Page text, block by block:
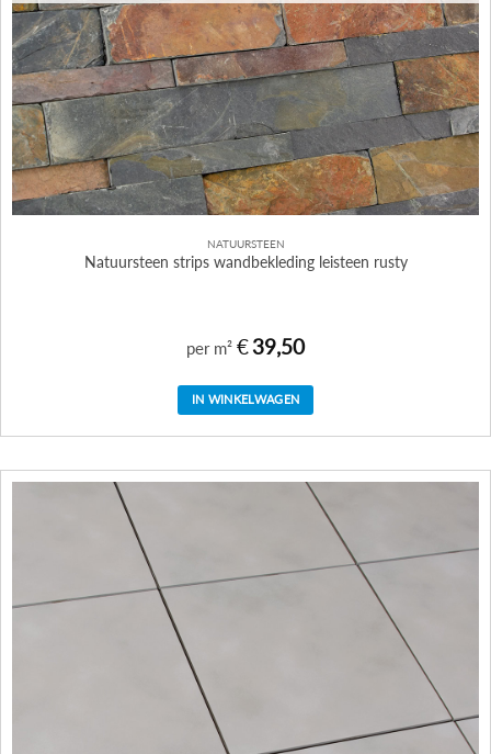
NATUURSTEEN
Natuursteen strips wandbekleding leisteen rusty
per m² €39,50
IN WINKELWAGEN